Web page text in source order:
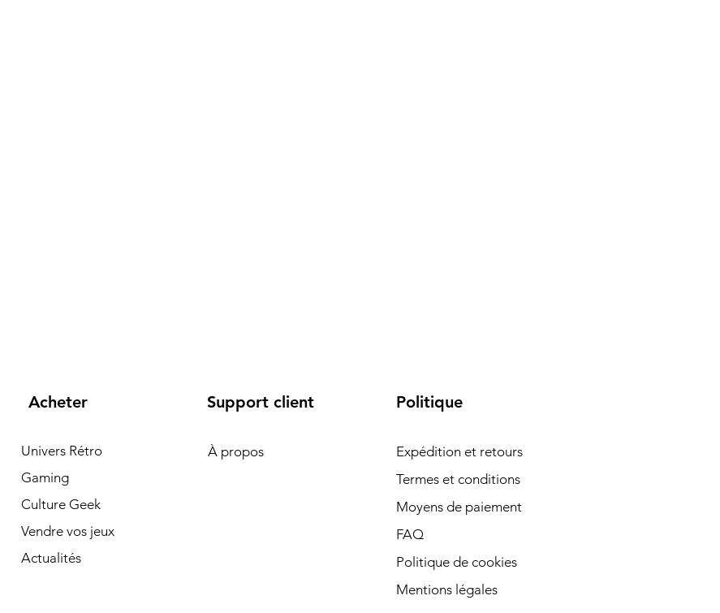
Acheter
Univers Rétro
Gaming
Culture Geek
Vendre vos jeux
Actualités
Support client
À propos
Politique
Expédition et retours
Termes et conditions
Moyens de paiement
FAQ
Politique de cookies
Mentions légales